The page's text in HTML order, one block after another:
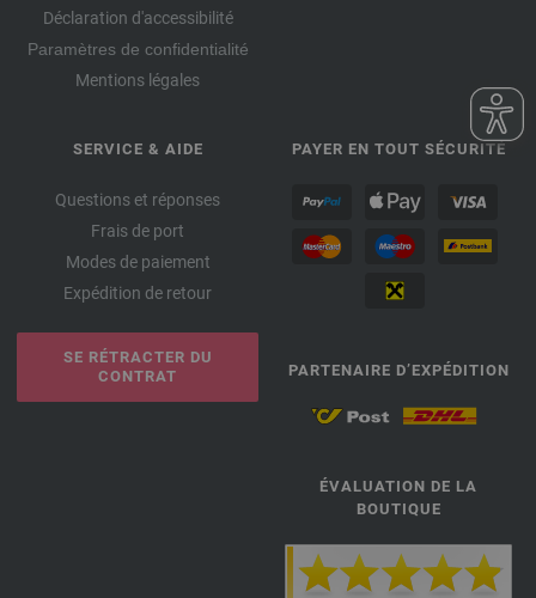
Déclaration d'accessibilité
Paramètres de confidentialité
Mentions légales
SERVICE & AIDE
Questions et réponses
Frais de port
Modes de paiement
Expédition de retour
SE RÉTRACTER DU
CONTRAT
PAYER EN TOUT SÉCURITÉ
PARTENAIRE D’EXPÉDITION
ÉVALUATION DE LA
BOUTIQUE